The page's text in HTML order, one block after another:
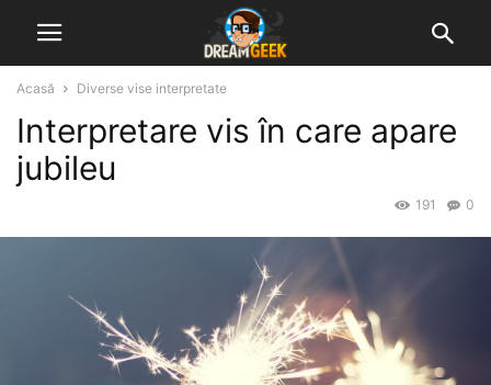
Acasă Diverse vise interpretate
Interpretare vis în care apare
jubileu
0
191